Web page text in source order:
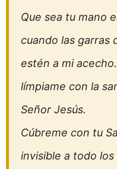
Que sea tu mano
cuando las garras
estén a mi
límpiame con la
Señor Jesús.
Cúbreme con tu
invisible a todo